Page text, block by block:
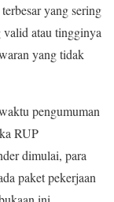
yang sering
valid atau tingginya
yang tidak
pengumuman
RUP
dimulai, para
paket pekerjaan